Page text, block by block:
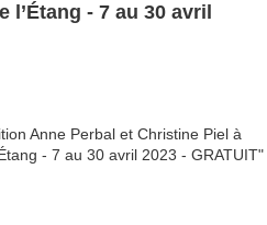
l’Étang - 7 au 30 avril